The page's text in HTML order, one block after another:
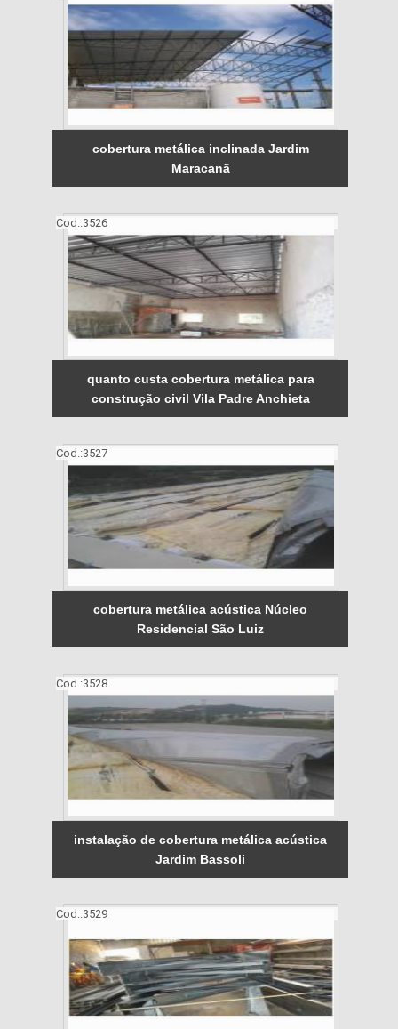
cobertura metálica inclinada Jardim
Maracanã
Cod.:3526
quanto custa cobertura metálica para
construção civil Vila Padre Anchieta
Cod.:3527
cobertura metálica acústica Núcleo
Residencial São Luiz
Cod.:3528
instalação de cobertura metálica acústica
Jardim Bassoli
Cod.:3529